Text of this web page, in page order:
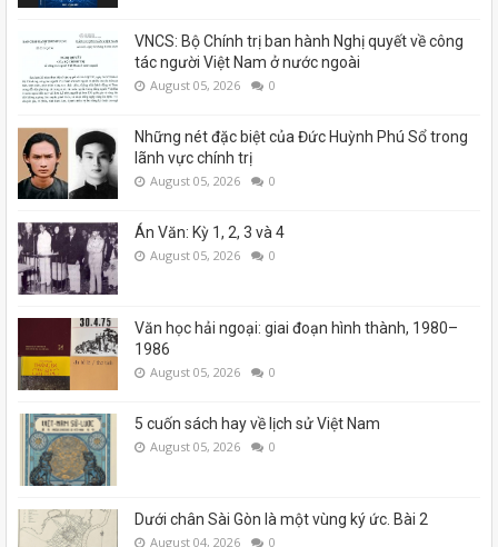
VNCS: Bộ Chính trị ban hành Nghị quyết về công
tác người Việt Nam ở nước ngoài
August 05, 2026 0
Những nét đặc biệt của Đức Huỳnh Phú Sổ trong
lãnh vực chính trị
August 05, 2026 0
Án Văn: Kỳ 1, 2, 3 và 4
August 05, 2026 0
Văn học hải ngoại: giai đoạn hình thành, 1980–
1986
August 05, 2026 0
5 cuốn sách hay về lịch sử Việt Nam
August 05, 2026 0
Dưới chân Sài Gòn là một vùng ký ức. Bài 2
August 04, 2026 0